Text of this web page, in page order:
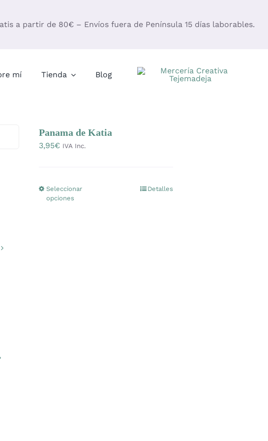
a partir de 80€ – Envíos fuera de Península 15 días laborables.
mí Tienda Blog
Panama de Katia
3,95€ IVA Inc.
Seleccionar
opciones
Detalles